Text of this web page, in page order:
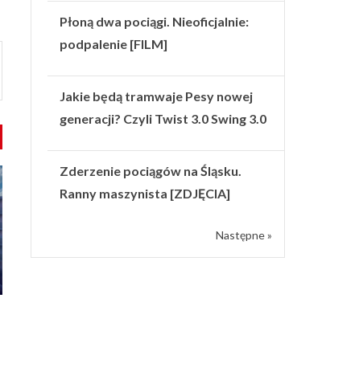
Płoną dwa pociągi. Nieoficjalnie:
podpalenie [FILM]
Jakie będą tramwaje Pesy nowej
generacji? Czyli Twist 3.0 Swing 3.0
Zderzenie pociągów na Śląsku.
Ranny maszynista [ZDJĘCIA]
Następne »